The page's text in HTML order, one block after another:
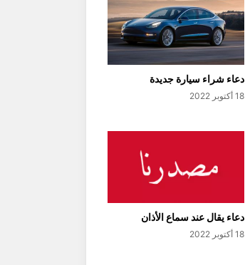
دعاء شراء سيارة جديدة
18 أكتوبر 2022
دعاء يقال عند سماع الأذان
18 أكتوبر 2022